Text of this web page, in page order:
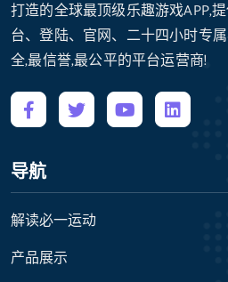
打造的全球最顶级乐趣游戏APP,
台、登陆、官网、二十四小时专
全,最信誉,最公平的平台运营商!
导航
解读必一运动
产品展示